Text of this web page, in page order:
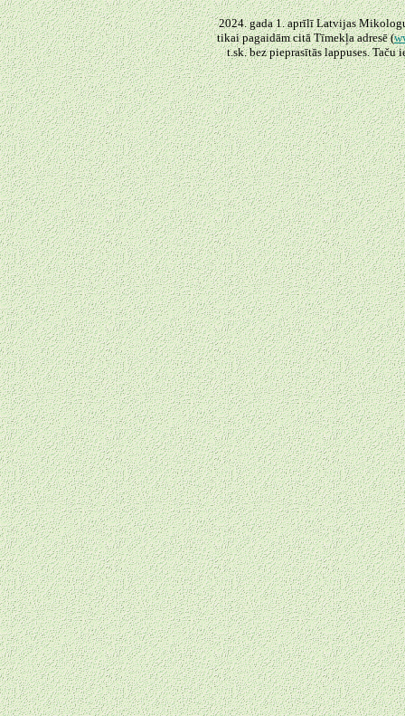
2024. gada 1. aprīlī Latvijas
tikai pagaidām citā Tīmekļa adresē (
t.sk. bez pieprasītās lappuses.